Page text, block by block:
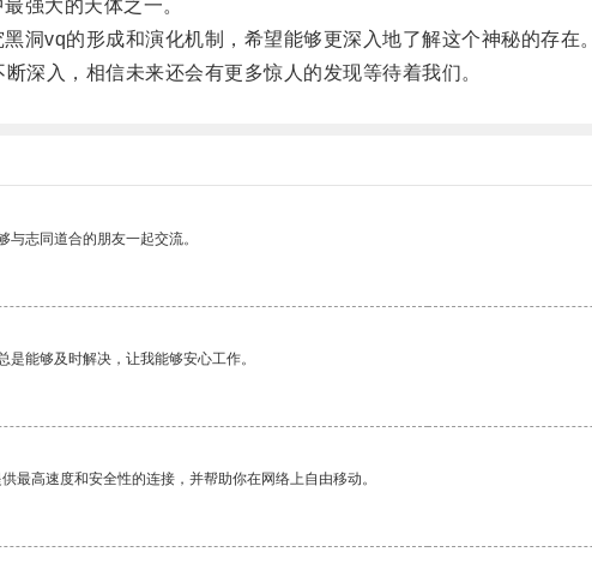
强大的天体之一。
vq的形成和演化机制，希望能够更深入地了解这个神秘的存在。
入，相信未来还会有更多惊人的发现等待着我们。
志同道合的朋友一起交流。
能够及时解决，让我能够安心工作。
最高速度和安全性的连接，并帮助你在网络上自由移动。